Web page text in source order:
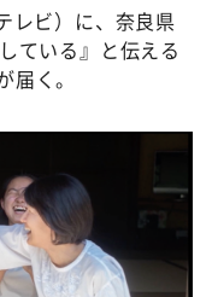
でやねん！？」
る？～
タ
レビ）に、奈良県
ている』と伝える
く。